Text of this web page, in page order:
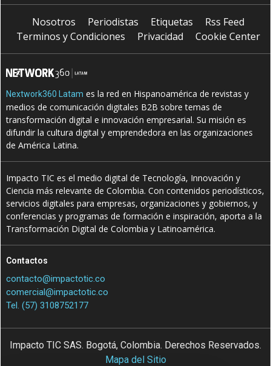
Nosotros Periodistas Etiquetas
Rss Feed
Terminos y Condiciones
Privacidad Cookie Center
Nextwork360 Latam es la red en Hispanoamérica de revistas y
medios de comunicación digitales B2B sobre temas de
transformación digital e innovación empresarial. Su misión es
difundir la cultura digital y emprendedora en las organizaciones
de América Latina.
Impacto TIC es el medio digital de Tecnología, Innovación y
Ciencia más relevante de Colombia. Con contenidos periodísticos,
servicios digitales para empresas, organizaciones y gobiernos, y
conferencias y programas de formación e inspiración, aporta a la
Transformación Digital de Colombia y Latinoamérica.
Contactos
contacto@impactotic.co
comercial@impactotic.co
Tel. (57) 3108752177
Impacto TIC SAS. Bogotá, Colombia. Derechos Reservados.
Mapa del Sitio